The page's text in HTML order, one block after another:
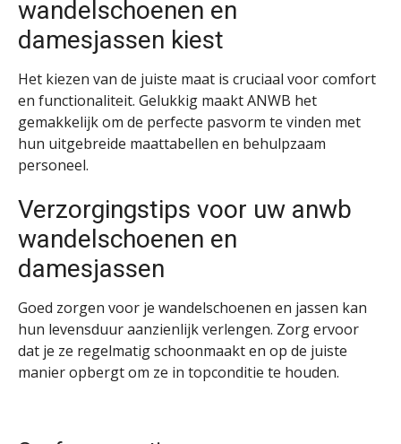
wandelschoenen en
damesjassen kiest
Het kiezen van de juiste maat is cruciaal voor comfort
en functionaliteit. Gelukkig maakt ANWB het
gemakkelijk om de perfecte pasvorm te vinden met
hun uitgebreide maattabellen en behulpzaam
personeel.
Verzorgingstips voor uw anwb
wandelschoenen en
damesjassen
Goed zorgen voor je wandelschoenen en jassen kan
hun levensduur aanzienlijk verlengen. Zorg ervoor
dat je ze regelmatig schoonmaakt en op de juiste
manier opbergt om ze in topconditie te houden.